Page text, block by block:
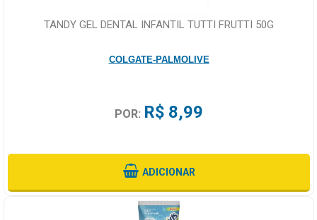
TANDY GEL DENTAL INFANTIL TUTTI FRUTTI 50G
COLGATE-PALMOLIVE
POR: R$ 8,99
ADICIONAR